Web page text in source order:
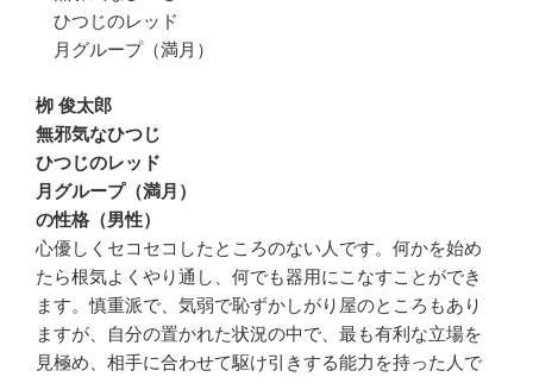
ひつじのレッド
月グループ（満月）
栁 俊太郎
無邪気なひつじ
ひつじのレッド
月グループ（満月）
の性格（男性）
心優しくセコセコしたところのない人です。何かを始め
たら根気よくやり通し、何でも器用にこなすことができ
ます。慎重派で、気弱で恥ずかしがり屋のところもあり
ますが、自分の置かれた状況の中で、最も有利な立場を
見極め、相手に合わせて駆け引きする能力を持った人で